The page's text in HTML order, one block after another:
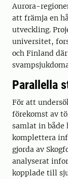
Aurora-
att främja en
utveckling.
universitet,
och Finland
Parallella
För att
förekomst av
samlat in
komplettera
gjorda av
analyserat
kopplade till